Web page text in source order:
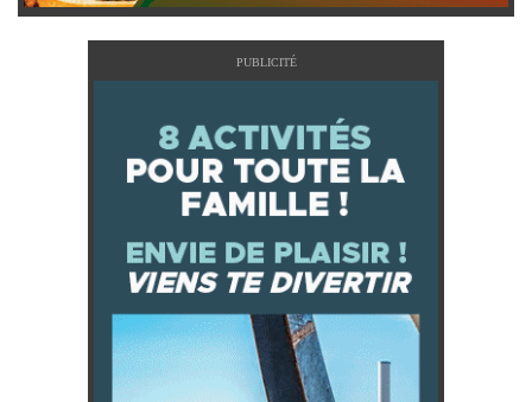
PUBLICITÉ